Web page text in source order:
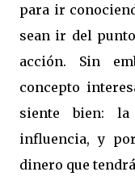
para ir
sean ir del
acción. Sin
concepto
siente bien: la
influencia, y
dinero que